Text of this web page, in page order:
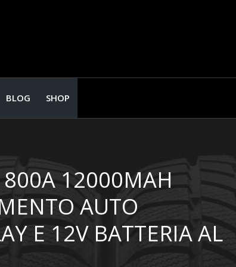
BLOG SHOP
800A 12000MAH
AUTO
E 12V BATTERIA AL